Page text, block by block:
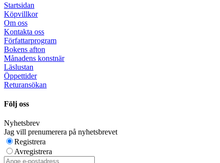
Startsidan
Köpvillkor
Om oss
Kontakta oss
Författarprogram
Bokens afton
Månadens konstnär
Läslustan
Öppettider
Returansökan
Följ oss
Nyhetsbrev
Jag vill prenumerera på nyhetsbrevet
Registrera
Avregistrera